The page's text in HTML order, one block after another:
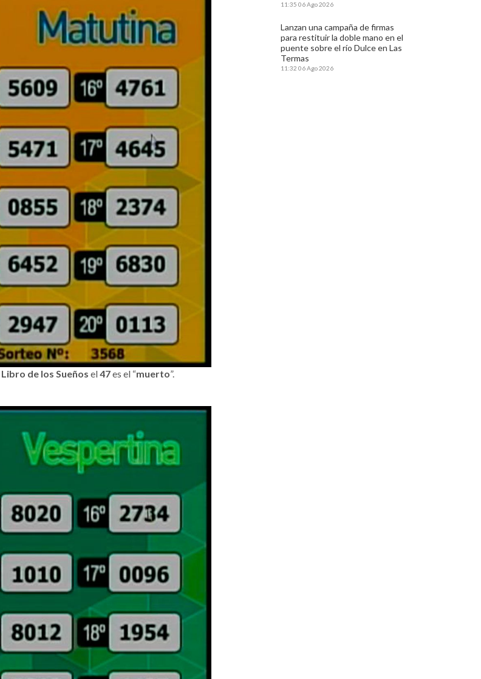
Libro de los Sueños el47es el “muerto”.
11:35 06 Ago 2026
Lanzan una campaña de firmas
para restituir la doble mano en el
puente sobre el río Dulce en Las
Termas
11:32 06 Ago 2026